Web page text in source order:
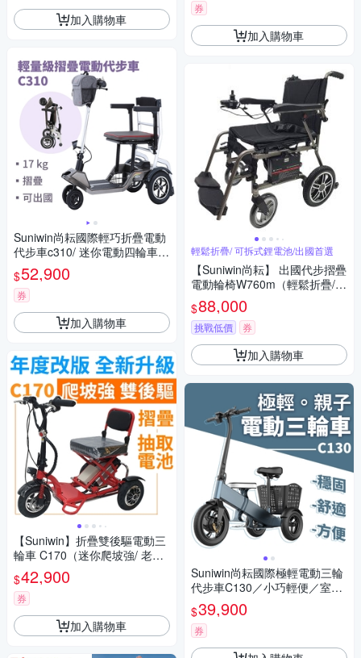
加入購物車
Suniwin尚耘國際輕巧折疊電動
代步車c310/ 迷你電動四輪車/
室內戶外出遊/ 國內外旅行
$52,900
券
加入購物車
【Suniwin】折疊雙後驅電動三
輪車 C170（迷你爬坡強/ 老年
代步車/ 室內戶外出遊）
$42,900
券
加入購物車
券
加入購物車
輕鬆折疊/ 可拆式鋰電池/出國首選
【Suniwin尚耘】 出國代步摺疊
電動輪椅W760m（輕鬆折疊/
可拆式鋰電池/ 出國首選）
$88,000
挑戰低價 券
加入購物車
Suniwin尚耘國際極輕電動三輪
代步車C130／小巧輕便／室內
戶外出遊
$39,900
券